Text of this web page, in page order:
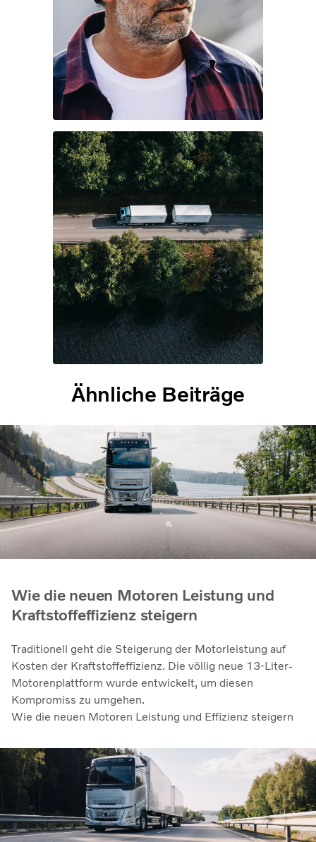
Ähnliche Beiträge
Wie die neuen Motoren Leistung und
Kraftstoffeffizienz steigern
Traditionell geht die Steigerung der Motorleistung auf
Kosten der Kraftstoffeffizienz. Die völlig neue 13-Liter-
Motorenplattform wurde entwickelt, um diesen
Kompromiss zu umgehen.
Wie die neuen Motoren Leistung und Effizienz steigern